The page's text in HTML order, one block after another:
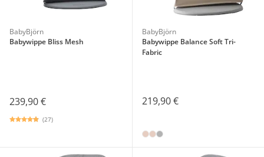
BabyBjörn
Babywippe Bliss Mesh
239,90 €
(27)
BabyBjörn
Babywippe Balance Soft Tri-
Fabric
219,90 €